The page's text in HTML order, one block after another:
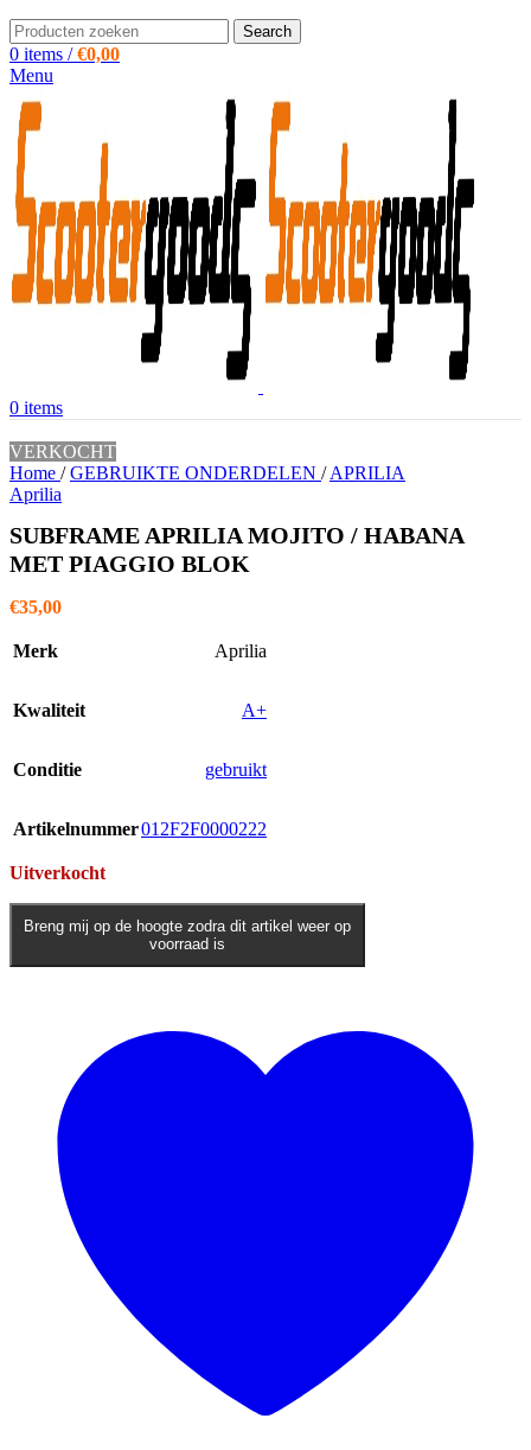
Search
0 items / €0,00
Menu
0 items
VERKOCHT
Home / GEBRUIKTE ONDERDELEN / APRILIA
Aprilia
SUBFRAME APRILIA MOJITO / HABANA
MET PIAGGIO BLOK
€35,00
Merk Aprilia
Kwaliteit A+
Conditie gebruikt
Artikelnummer012F2F0000222
Uitverkocht
Breng mij op de hoogte zodra dit artikel weer op
voorraad is